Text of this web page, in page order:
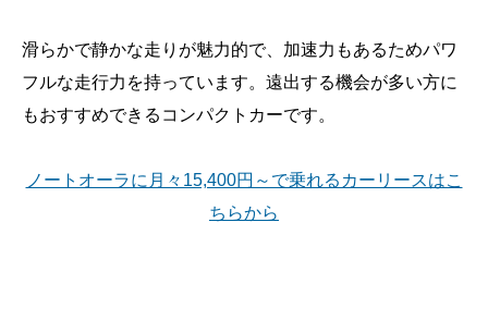
滑らかで静かな走りが魅力的で、加速力もあるためパワ
フルな走行力を持っています。遠出する機会が多い方に
もおすすめできるコンパクトカーです。
ノートオーラに月々15,400円～で乗れるカーリースはこ
ちらから